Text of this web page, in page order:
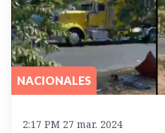
NACIONALES
2:17 PM 27 mar. 2024